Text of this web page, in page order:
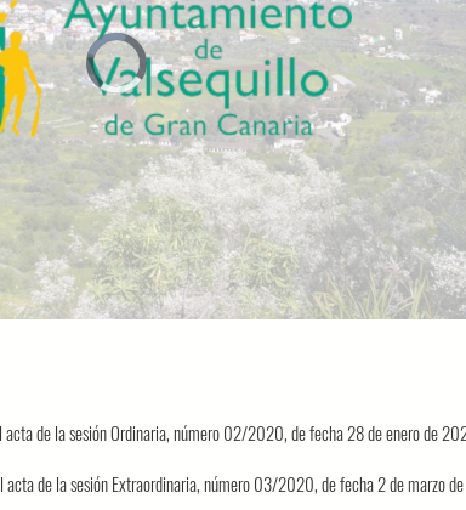
Video
Player
is
loading.
acta de la sesión Ordinaria, número 02/2020, de fecha 28 de enero de
acta de la sesión Extraordinaria, número 03/2020, de fecha 2 de marzo